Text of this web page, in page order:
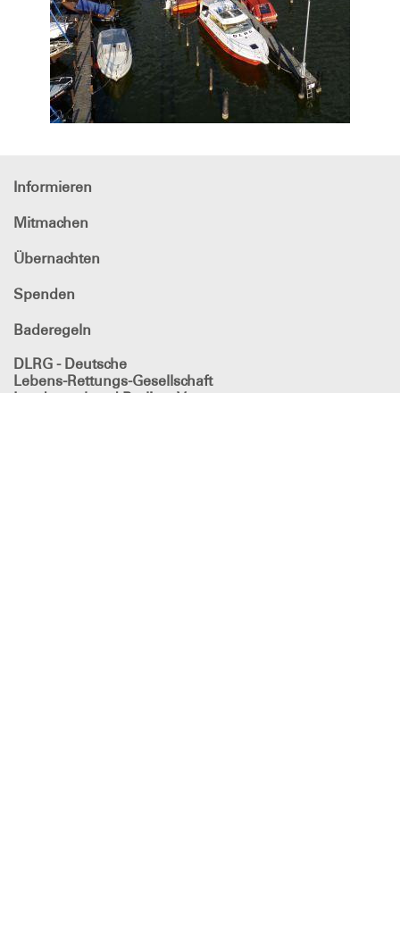
Informieren
Mitmachen
Übernachten
Spenden
Baderegeln
DLRG - Deutsche
Lebens-Rettungs-Gesellschaft
Landesverband Berlin e.V.